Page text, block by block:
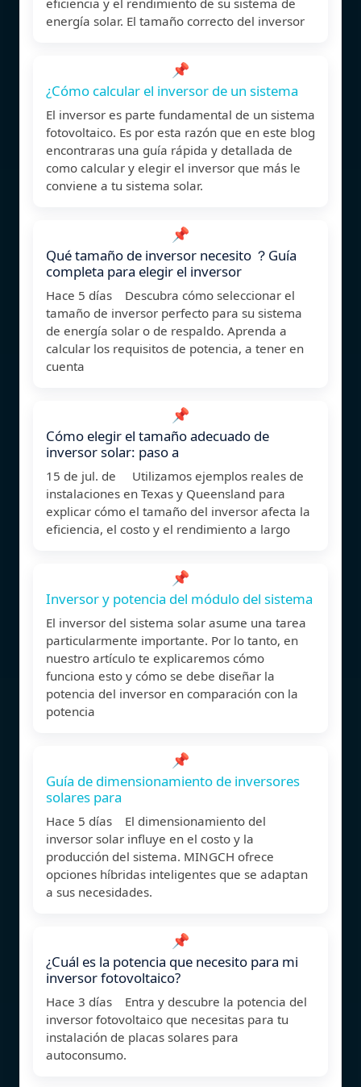
energía solar. El tamaño correcto del inversor
📌
¿Cómo calcular el inversor de un sistema
El inversor es parte fundamental de un sistema
fotovoltaico. Es por esta razón que en este blog
encontraras una guía rápida y detallada de
como calcular y elegir el inversor que más le
conviene a tu sistema solar.
📌
Qué tamaño de inversor necesito ？Guía
completa para elegir el inversor
Hace 5 días Descubra cómo seleccionar el
tamaño de inversor perfecto para su sistema
de energía solar o de respaldo. Aprenda a
calcular los requisitos de potencia, a tener en
cuenta
📌
Cómo elegir el tamaño adecuado de
inversor solar: paso a
15 de jul. de Utilizamos ejemplos reales de
instalaciones en Texas y Queensland para
explicar cómo el tamaño del inversor afecta la
eficiencia, el costo y el rendimiento a largo
📌
Inversor y potencia del módulo del sistema
El inversor del sistema solar asume una tarea
particularmente importante. Por lo tanto, en
nuestro artículo te explicaremos cómo
funciona esto y cómo se debe diseñar la
potencia del inversor en comparación con la
potencia
📌
Guía de dimensionamiento de inversores
solares para
Hace 5 días El dimensionamiento del
inversor solar influye en el costo y la
producción del sistema. MINGCH ofrece
opciones híbridas inteligentes que se adaptan
a sus necesidades.
📌
¿Cuál es la potencia que necesito para mi
inversor fotovoltaico?
Hace 3 días Entra y descubre la potencia del
inversor fotovoltaico que necesitas para tu
instalación de placas solares para
autoconsumo.